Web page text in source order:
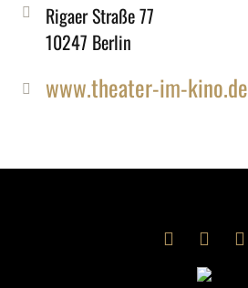
Rigaer Straße 77
10247 Berlin
www.theater-im-kino.de